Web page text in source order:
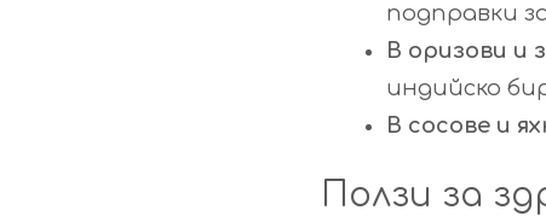
подправки
В оризови и
индийско
В сосове и
Ползи за